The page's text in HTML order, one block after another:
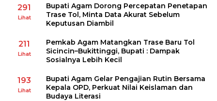
291
Lihat
Bupati Agam Dorong Percepatan Penetapan
Trase Tol, Minta Data Akurat Sebelum
Keputusan Diambil
211
Lihat
Pemkab Agam Matangkan Trase Baru Tol
Sicincin–Bukittinggi, Bupati : Dampak
Sosialnya Lebih Kecil
193
Lihat
Bupati Agam Gelar Pengajian Rutin Bersama
Kepala OPD, Perkuat Nilai Keislaman dan
Budaya Literasi